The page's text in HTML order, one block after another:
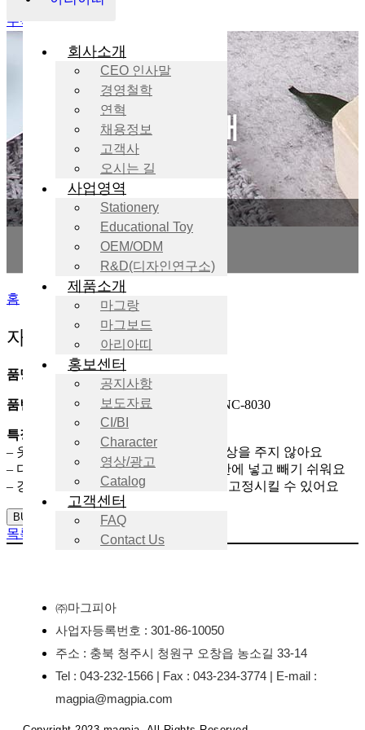
주식회사 마그피아
KOR
ENG
회사소개
CEO 인사말
경영철학
연혁
채용정보
고객사
오시는 길
사업영역
Stationery
Educational Toy
OEM/ODM
R&D(디자인연구소)
제품소개
마그랑
마그보드
아리아띠
홍보센터
공지사항
보도자료
CI/BI
Character
영상/광고
Catalog
고객센터
FAQ
Contact Us
제품소개
마그랑
마그보드
아리아띠
홈 사무용품/ 자석명찰
자석명찰
품명 : 자석명찰
품번 : MMNC-6030, MMNC-7030, MMNC-8030
특징
– 옷핀을 사용하지 않으므로 옷감에 손상을 주지 않아요
– 다칠 걱정 없이 손쉽게 내지를 명찰 안에 넣고 빼기 쉬워요
– 강력 자석이 내장되어 명찰을 단단히 고정시킬 수 있어요
BUY NOW
목록
㈜마그피아
사업자등록번호 : 301-86-10050
주소 : 충북 청주시 청원구 오창읍 농소길 33-14
Tel : 043-232-1566 | Fax : 043-234-3774 | E-mail :
magpia@magpia.com